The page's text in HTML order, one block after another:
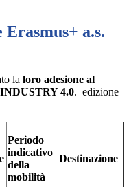
Erasmus+ a.s.
la loro adesione al
4.0. edizione
Periodo
indicativo
della
mobilità
Destinazione